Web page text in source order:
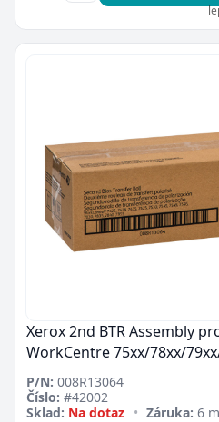
Xerox 2nd BTR Assembly
WorkCentre 75xx/78xx/
P/N: 008R13064
Číslo: #42002
Sklad: Na dotaz • Záruka: 6